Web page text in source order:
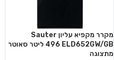
מקרר מקפיא עליון Sauter
ELD652GW/GB ‏496 ‏ליטר סאוטר
מתצוגה